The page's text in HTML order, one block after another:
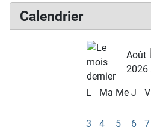
Calendrier
Août
2026
L Ma Me J V
3
4 5 6 7